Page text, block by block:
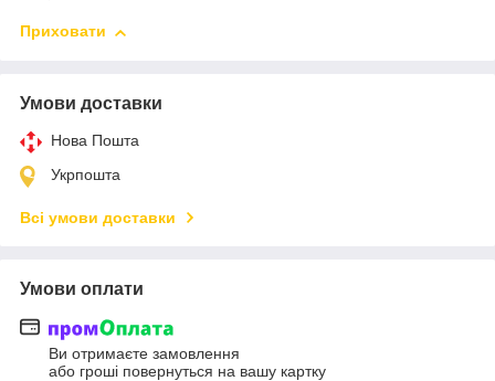
Приховати
Умови доставки
Нова Пошта
Укрпошта
Всі умови доставки
Умови оплати
Ви отримаєте замовлення
або гроші повернуться на вашу картку